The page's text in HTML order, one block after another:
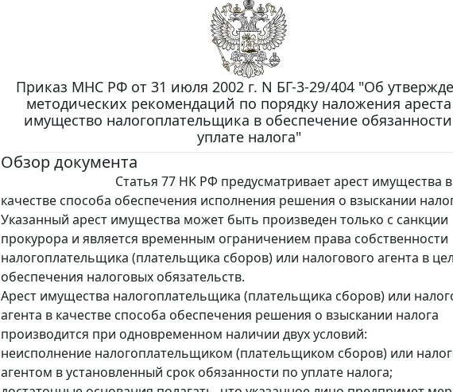
Приказ МНС РФ от 31 июля 2002 г. N БГ-3-29/404 "Об
методических рекомендаций по порядку наложения
имущество налогоплательщика в обеспечение
уплате налога"
Обзор документа
Статья 77 НК РФ предусматривает арест имущества в
качестве способа обеспечения исполнения решения о взыскании
Указанный арест имущества может быть произведен только с санкции
прокурора и является временным ограничением права собственности
налогоплательщика (плательщика сборов) или налогового агента в
обеспечения налоговых обязательств.
Арест имущества налогоплательщика (плательщика сборов) или
агента в качестве способа обеспечения решения о взыскании налога
производится при одновременном наличии двух условий:
неисполнение налогоплательщиком (плательщиком сборов) или
агентом в установленный срок обязанности по уплате налога;